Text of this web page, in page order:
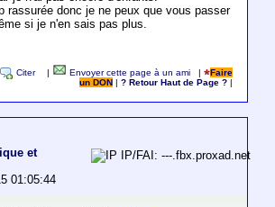
rassurée donc je ne peux que vous passer
si je n'en sais pas plus.
Citer Envoyer cette page à un ami |
Faire
un DON
|? Retour Haut de Page ?
et
01:05:44
IP/FAI: ---.fbx.proxad.net